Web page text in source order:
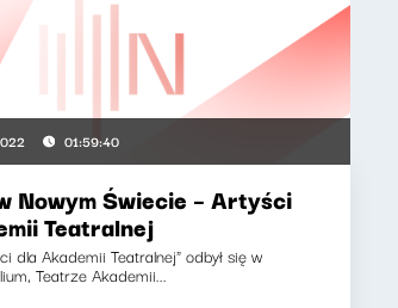
01:59:40
Nowym Świecie – Artyści
Teatralnej
dla Akademii Teatralnej" odbył się w
Teatrze Akademii...